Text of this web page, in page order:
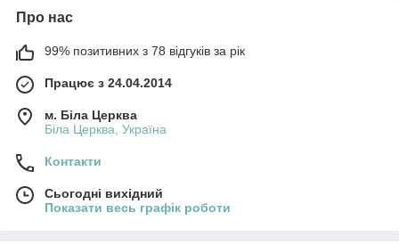
Про нас
99% позитивних з 78 відгуків за рік
Працює з 24.04.2014
м. Біла Церква
Біла Церква, Україна
Контакти
Сьогодні вихідний
Показати весь графік роботи